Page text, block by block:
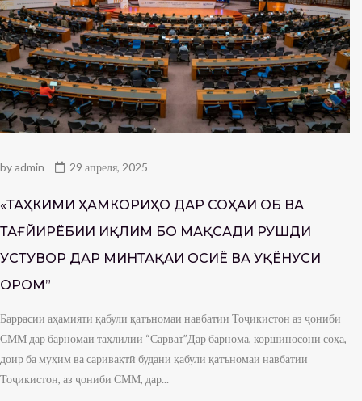
byadmin 29 апреля, 2025
«ТАҲКИМИ ҲАМКОРИҲО ДАР СОҲАИ ОБ ВА
ТАҒЙИРЁБИИ ИҚЛИМ БО МАҚСАДИ РУШДИ
УСТУВОР ДАР МИНТАҚАИ ОСИЁ ВА УҚЁНУСИ
ОРОМ”
Баррасии аҳамияти қабули қатъномаи навбатии Тоҷикистон аз ҷониби
СММ дар барномаи таҳлилии “Сарват”Дар барнома, коршиносони соҳа,
доир ба муҳим ва саривақтӣ будани қабули қатъномаи навбатии
Тоҷикистон, аз ҷониби СММ, дар...